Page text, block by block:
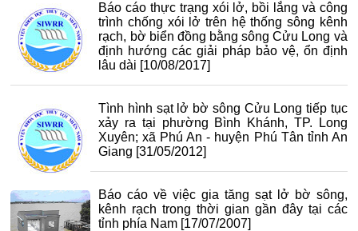
Báo cáo thực trạng xói lở, bồi lắng và công
trình chống xói lở trên hệ thống sông kênh
rạch, bờ biển đồng bằng sông Cửu Long và
định hướng các giải pháp bảo vệ, ổn định
lâu dài [10/08/2017]
Tình hình sạt lở bờ sông Cửu Long tiếp tục
xảy ra tại phường Bình Khánh, TP. Long
Xuyên; xã Phú An - huyện Phú Tân tỉnh An
Giang [31/05/2012]
Báo cáo về việc gia tăng sạt lở bờ sông,
kênh rạch trong thời gian gần đây tại các
tỉnh phía Nam [17/07/2007]